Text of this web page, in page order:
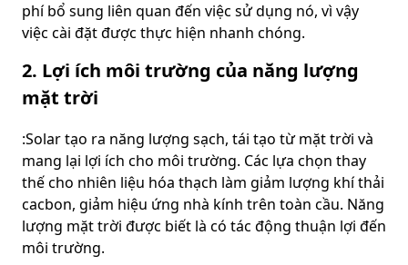
phí bổ sung liên quan đến việc sử dụng nó, vì vậy
việc cài đặt được thực hiện nhanh chóng.
2. Lợi ích môi trường của năng lượng
mặt trời
:Solar tạo ra năng lượng sạch, tái tạo từ mặt trời và
mang lại lợi ích cho môi trường. Các lựa chọn thay
thế cho nhiên liệu hóa thạch làm giảm lượng khí thải
cacbon, giảm hiệu ứng nhà kính trên toàn cầu. Năng
lượng mặt trời được biết là có tác động thuận lợi đến
môi trường.